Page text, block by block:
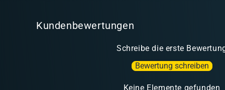
Kundenbewertungen
Schreibe die erste
Bewertung schreiben
Keine Elemente gefunden